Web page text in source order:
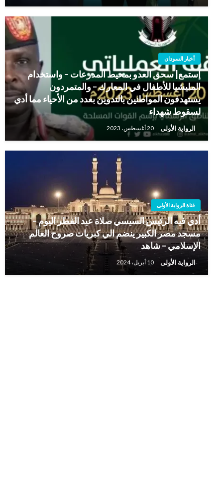
أخبار السودان
إستمع| سحق العدو بمحيط المدرعات – واستخدام
المليشيا للأطفال في المعارك – والمتمردون
يستهدفون المواطنين بالتدوين بعدد من الأحياء مما أدي
لسقوط شهداء
الرواية الأولى 20 أغسطس، 2023
قناة الرواية الأولى
أدي فيه الرئيس السيسي صلاة عيد الفطر اليوم –
مسجد مصر الكبير ينضم الي كبريات صروح العالم
الإسلامي – شاهد
الرواية الأولى 10 أبريل، 2024